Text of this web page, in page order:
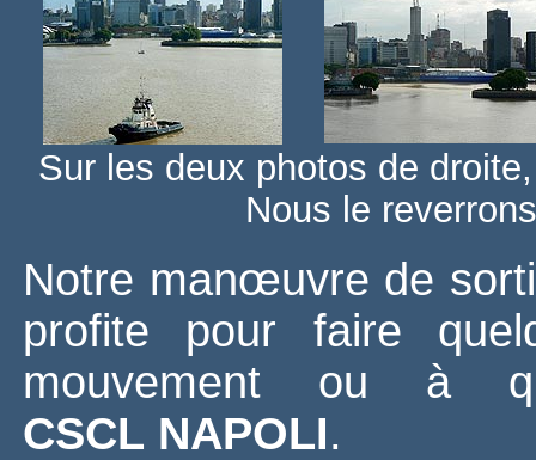
Sur les deux photos de
Nous le
Notre manœuvre de
profite pour faire
mouvement ou à
CSCL NAPOLI.